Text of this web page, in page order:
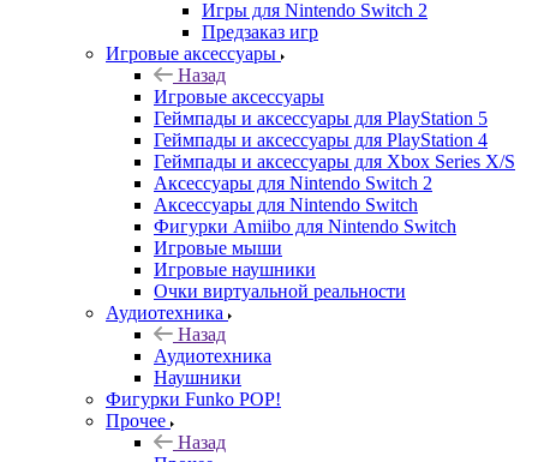
Игры для Nintendo Switch 2
Предзаказ игр
Игровые аксессуары
Назад
Игровые аксессуары
Геймпады и аксессуары для PlayStation 5
Геймпады и аксессуары для PlayStation 4
Геймпады и аксессуары для Xbox Series X/S
Аксессуары для Nintendo Switch 2
Аксессуары для Nintendo Switch
Фигурки Amiibo для Nintendo Switch
Игровые мыши
Игровые наушники
Очки виртуальной реальности
Аудиотехника
Назад
Аудиотехника
Наушники
Фигурки Funko POP!
Прочее
Назад